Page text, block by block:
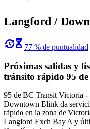
Langford /
77 % de puntualidad
Próximas salidas y
tránsito rápido 95
95 de BC Transit Victoria -
Downtown Blink da
rápido en la zona de
Langford Exch Bay A y